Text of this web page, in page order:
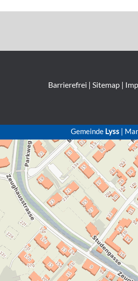
Barrierefrei | Sitemap|
Gemeinde Lyss |